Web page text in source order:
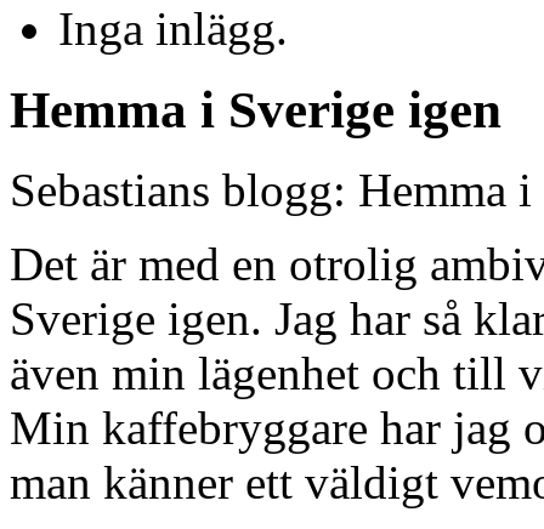
Inga inlägg.
Hemma i Sverige igen
Sebastians blogg: Hemma
Det är med en otrolig
Sverige igen. Jag har så
även min lägenhet och till
Min kaffebryggare har jag
man känner ett väldigt